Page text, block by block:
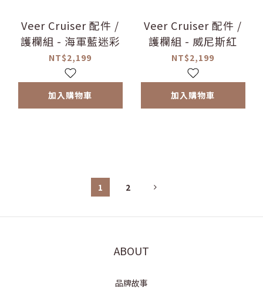
Veer Cruiser 配件 /
護欄組 - 海軍藍迷彩
NT$2,199
加入購物車
Veer Cruiser 配件 /
護欄組 - 威尼斯紅
NT$2,199
加入購物車
1 2
ABOUT
品牌故事